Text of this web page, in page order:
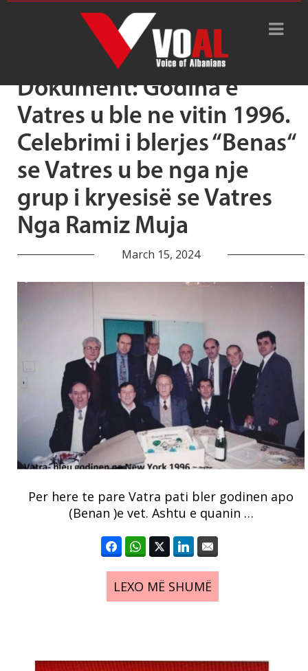
Tag Archive: shtëpia e Vatrës
Dokument: Godina e
Vatres u ble ne vitin 1996.
Celebrimi i blerjes “Benas“
se Vatres u be nga nje
grup i kryesisë se Vatres
Nga Ramiz Muja
March 15, 2024
Per here te pare Vatra pati bler godinen apo
(Benan )e vet. Ashtu e quanin …
LEXO MË SHUMË